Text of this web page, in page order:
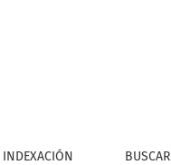
INDEXACIÓN BUSCAR